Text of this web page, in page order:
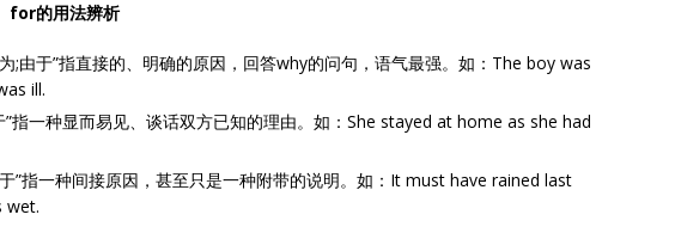
for的用法辨析
;由于”指直接的、明确的原因，回答why的问句，语气最强。如：The boy was
ill.
”指一种显而易见、谈话双方已知的理由。如：She stayed at home as she had
”指一种间接原因，甚至只是一种附带的说明。如：It must have rained last
wet.